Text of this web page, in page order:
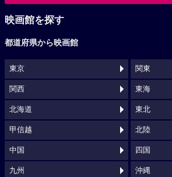
映画館を探す
都道府県から映画館
東京 関東
関西 東海
北海道 東北
甲信越 北陸
中国 四国
九州 沖縄